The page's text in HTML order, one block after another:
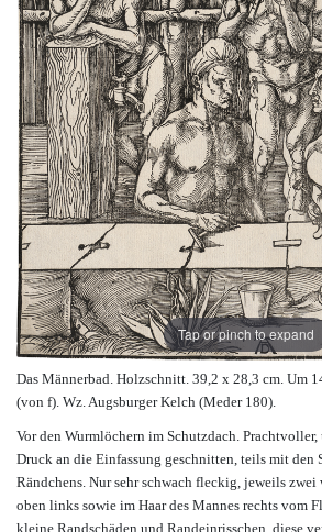
Tap or pinch to expand
Das Männerbad. Holzschnitt. 39,2 x 28,3 cm. Um
(von f). Wz. Augsburger Kelch (Meder 180).
Vor den Wurmlöchern im Schutzdach.
Druck an die Einfassung geschnitten, teils mit den
Rändchens. Nur sehr schwach fleckig, jeweils
oben links sowie im Haar des Mannes rechts vom
kleine Randschäden und Randeinrisschen, diese